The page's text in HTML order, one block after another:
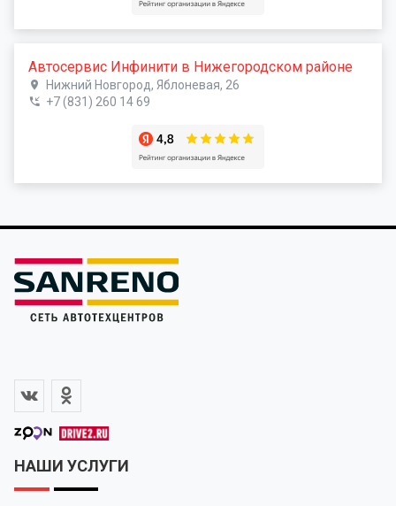
Автосервис Инфинити в Нижегородском районе
Нижний Новгород, Яблоневая, 26
+7 (831) 260 14 69
НАШИ УСЛУГИ